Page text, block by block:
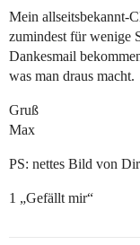
Mein allseitsbekannt-
zumindest für wenige
Dankesmail
was man draus macht.
Gruß
Max
PS: nettes Bild von
1 „Gefällt mir“